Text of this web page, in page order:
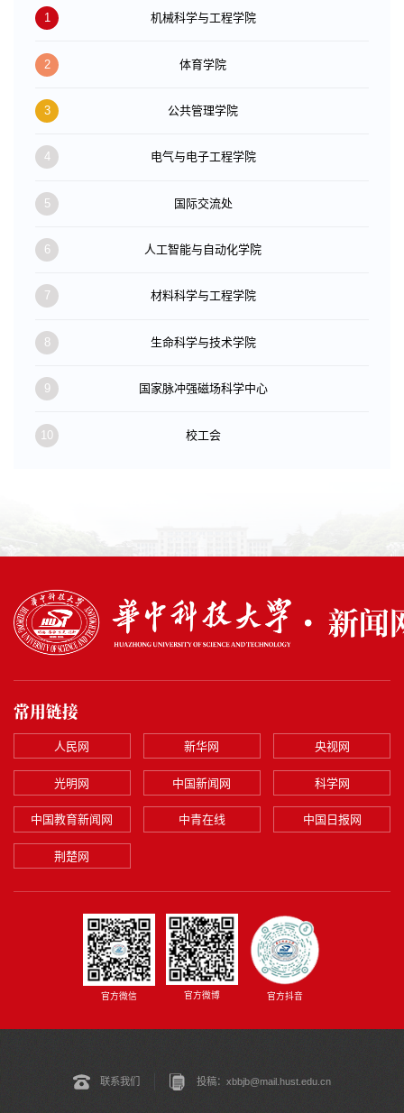
1 机械科学与工程学院
2 体育学院
3 公共管理学院
4 电气与电子工程学院
5 国际交流处
6 人工智能与自动化学院
7 材料科学与工程学院
8 生命科学与技术学院
9 国家脉冲强磁场科学中心
10 校工会
常用链接
人民网 新华网 央视网
光明网 中国新闻网 科学网
中国教育新闻网 中青在线 中国日报网
荆楚网
官方微信 官方微博 官方抖音
联系我们 投稿：xbbjb@mail.hust.edu.cn